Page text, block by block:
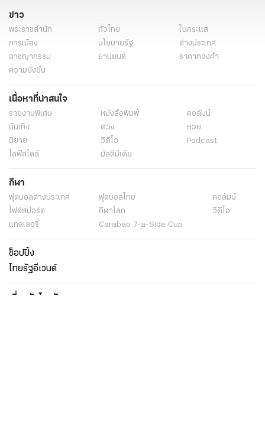
ข่าว
พระราชสำนัก ทั่วไทย
ในกระแส
การเมือง
นโยบายรัฐ
ต่างประเทศ
อาชญากรรม
ยานยนต์
ราคาทองคำ
ความยั่งยืน
เนื้อหาที่น่าสนใจ
รายงานพิเศษ หนังสือพิมพ์
คอลัมน์
บันเทิง
ดวง
หวย
นิยาย
วิดีโอ
Podcast
ไลฟ์สไตล์
มัลติมีเดีย
กีฬา
ฟุตบอลต่่างประเทศ ฟุตบอลไทย
คอลัมน์
ไฟต์สปอร์ต
กีฬาโลก
วิดีโอ
แกลเลอรี่
Carabao 7-a-Side Cup
ช็อปปิ้ง
ไทยรัฐอีเวนต์